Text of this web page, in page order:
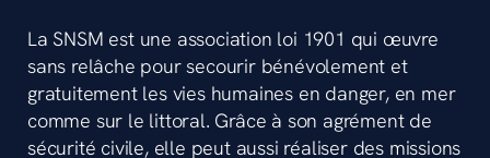
La SNSM est une association loi 1901 qui œuvre
sans relâche pour secourir bénévolement et
gratuitement les vies humaines en danger, en mer
comme sur le littoral. Grâce à son agrément de
sécurité civile, elle peut aussi réaliser des missions